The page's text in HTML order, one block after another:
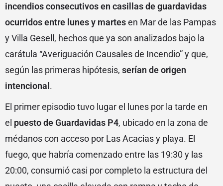
incendios consecutivos en casillas de guardavidas
ocurridos entre lunes y martesen Mar de las Pampas
y Villa Gesell, hechos que ya son analizados bajo la
carátula “Averiguación Causales de Incendio” y que,
según las primeras hipótesis, serían de origen
intencional .
El primer episodio tuvo lugar el lunes por la tarde en
el puesto de Guardavidas P4, ubicado en la zona de
médanos con acceso por Las Acacias y playa. El
fuego, que habría comenzado entre las 19:30 y las
20:00, consumió casi por completo la estructura del